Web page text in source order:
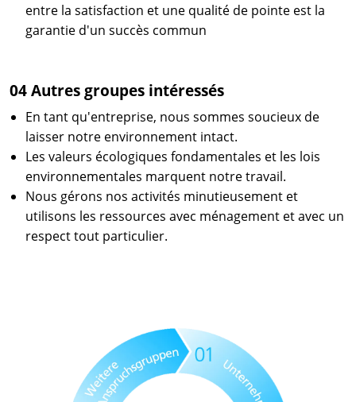
entre la satisfaction et une qualité de pointe est la
garantie d'un succès commun
04 Autres groupes intéressés
En tant qu'entreprise, nous sommes soucieux de
laisser notre environnement intact.
Les valeurs écologiques fondamentales et les lois
environnementales marquent notre travail.
Nous gérons nos activités minutieusement et
utilisons les ressources avec ménagement et avec un
respect tout particulier.